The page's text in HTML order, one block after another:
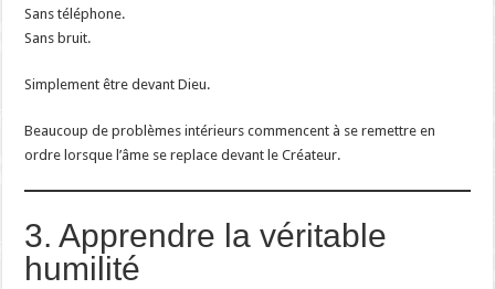
Sans téléphone.
Sans bruit.
Simplement être devant Dieu.
Beaucoup de problèmes intérieurs commencent à se remettre en
ordre lorsque l’âme se replace devant le Créateur.
3. Apprendre la véritable
humilité